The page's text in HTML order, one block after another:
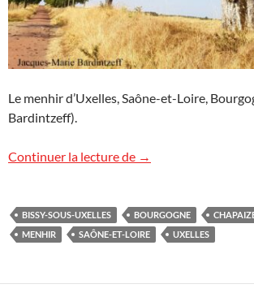
Le menhir d’Uxelles, Saône-et-Loire,
Bardintzeff).
Continuer la lecture de Le menhir d’Uxelles,
→
BISSY-SOUS-UXELLES BOURGOGNE
MENHIR
SAÔNE-ET-LOIRE UXELLES